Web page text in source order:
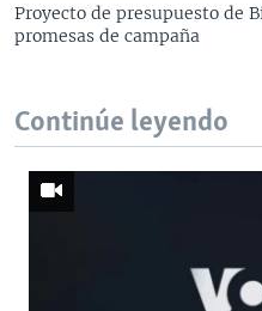
Proyecto de presupuesto de
promesas de campaña
Continúe leyendo